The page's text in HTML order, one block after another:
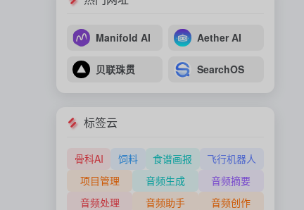
Manifold AI Aether AI
贝联珠贯 SearchOS
标签云
骨科AI 饲料 食谱画报
飞行机器人
项目管理
音频生成
音频摘要
音频处理
音频助手
音频创作